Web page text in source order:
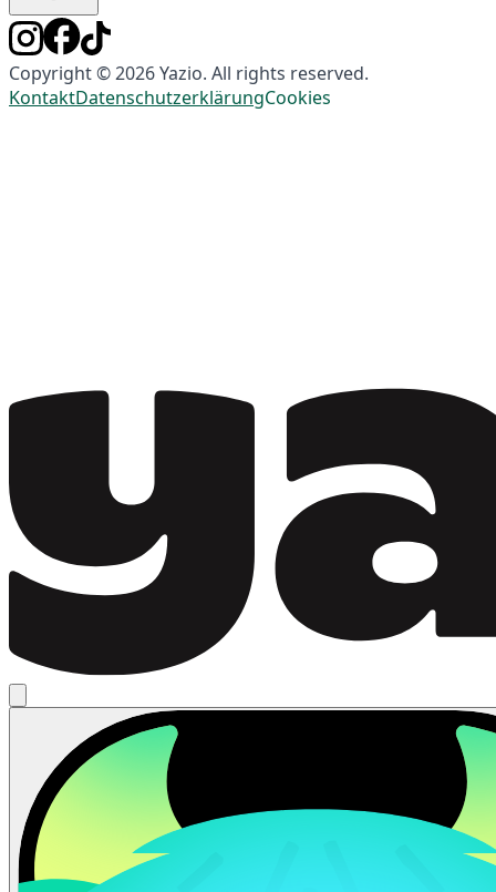
Copyright © 2026 Yazio. All rights reserved.
KontaktDatenschutzerklärungCookies